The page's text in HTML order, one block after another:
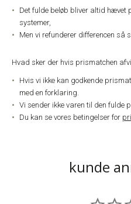
Det fulde beløb bliver altid hævet
systemer,
Men vi refunderer differencen så
Hvad sker der hvis prismatchen
Hvis vi ikke kan godkende
med en forklaring.
Vi sender ikke varen til den fulde
Du kan se vores betingelser for
kunde